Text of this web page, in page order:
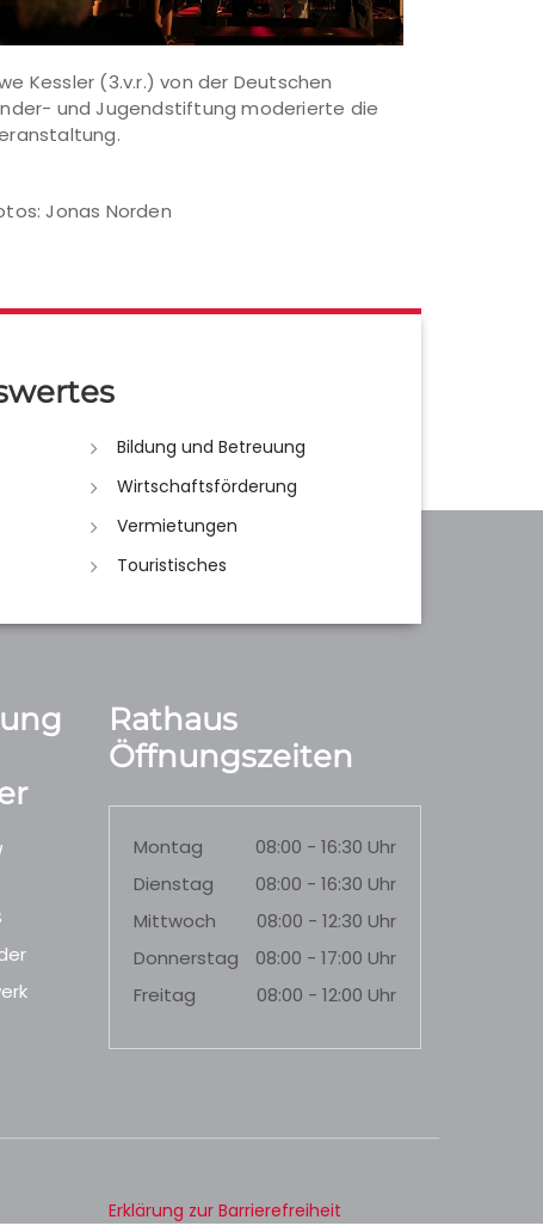
Kessler (3.v.r.) von der Deutschen
und Jugendstiftung moderierte die
Jonas Norden
Bildung und Betreuung
Wirtschaftsförderung
Vermietungen
Touristisches
Rathaus
Öffnungszeiten
Montag
08:00 - 16:30 Uhr
Dienstag
08:00 - 16:30 Uhr
Mittwoch
08:00 - 12:30 Uhr
Donnerstag
08:00 - 17:00 Uhr
Freitag
08:00 - 12:00 Uhr
Erklärung zur Barrierefreiheit